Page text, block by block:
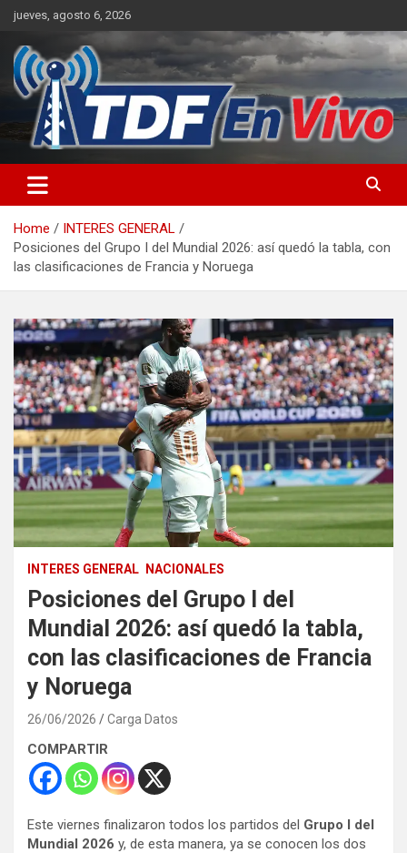
Skip
content
jueves, agosto 6, 2026
Home
INTERES GENERAL
Posiciones del Grupo I del Mundial 2026: así quedó la tabla, con
las clasificaciones de Francia y Noruega
INTERES GENERAL NACIONALES
Posiciones del Grupo I del
Mundial 2026: así quedó la tabla,
con las clasificaciones de Francia
y Noruega
26/06/2026 Carga Datos
COMPARTIR
Este viernes finalizaron todos los partidos del Grupo I del
Mundial 2026 y, de esta manera, ya se conocen los dos